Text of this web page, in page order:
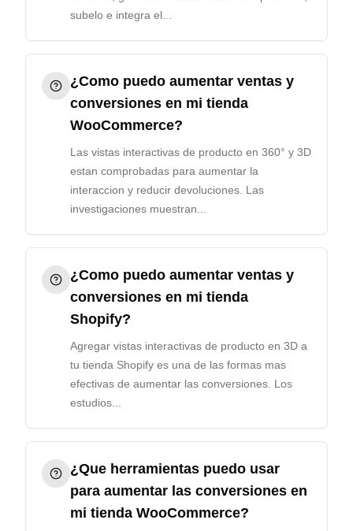
subelo e integra el...
¿Como puedo aumentar ventas y
conversiones en mi tienda
WooCommerce?
Las vistas interactivas de producto en 360° y 3D
estan comprobadas para aumentar la
interaccion y reducir devoluciones. Las
investigaciones muestran...
¿Como puedo aumentar ventas y
conversiones en mi tienda
Shopify?
Agregar vistas interactivas de producto en 3D a
tu tienda Shopify es una de las formas mas
efectivas de aumentar las conversiones. Los
estudios...
¿Que herramientas puedo usar
para aumentar las conversiones en
mi tienda WooCommerce?